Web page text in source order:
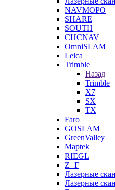
NAVMOPO
SHARE
SOUTH
CHCNAV
OmniSLAM
Leica
Trimble
Назад
Trimble
X7
SX
TX
Faro
GOSLAM
GreenValley
Maptek
RIEGL
Z+F
Лазерные
Лазерные